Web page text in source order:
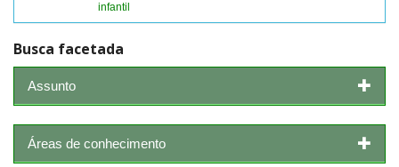
infantil
Busca facetada
Assunto
Áreas de conhecimento